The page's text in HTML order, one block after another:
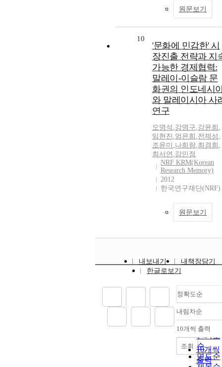
원문보기
10
'문화에 민감한' 시
장진출 전략과 지
가능한 경제협력:
말레이-이슬람 문
화권의 인도네시
와 말레이시아 사
연구
오명석 ,강명구,강윤희 ,
임현진 ,엄은희 ,전제성 ,
조윤미 ,나희량,최경희 ,
최서연 ,강민정
NRF KRM(Korean
Research Memory)
2012
한국연구재단(NRF)
원문보기
내보내기
내책장담기
한글로보기
정확도순
정확도
순
인기도
순
연도순
내림차순
내림차
10개씩 출력
10개씩
출력
조회